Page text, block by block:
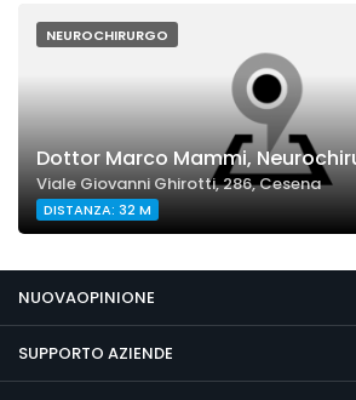
NEUROCHIRURGO
Dottor Marco Mammi,
Viale Giovanni Ghirotti, 286, Cesena
DISTANZA: 32 M
NUOVAOPINIONE
SUPPORTO AZIENDE